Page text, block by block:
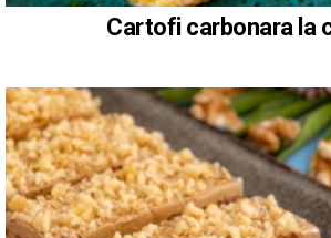
Cartofi carbonara la